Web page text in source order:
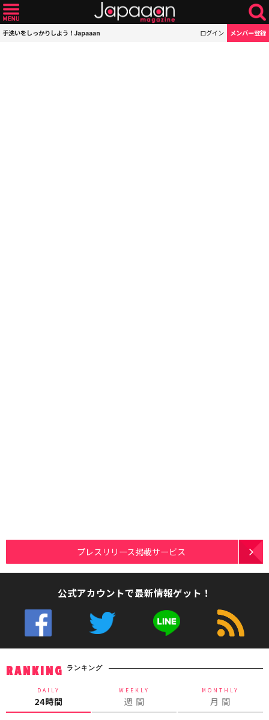
手洗いをしっかりしよう！Japaaan ログイン メンバー登録
プレスリリース掲載サービス
公式アカウントで最新情報ゲット！
RANKING ランキング
DAILY
24時間
WEEKLY
週 間
MONTHLY
月 間